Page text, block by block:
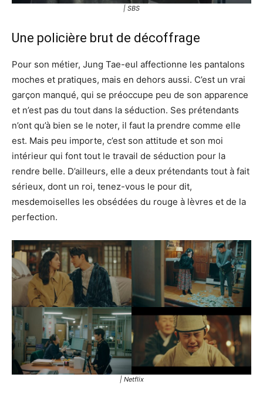
| SBS
Une policière brut de décoffrage
Pour son métier, Jung Tae-eul affectionne les pantalons
moches et pratiques, mais en dehors aussi. C’est un vrai
garçon manqué, qui se préoccupe peu de son apparence
et n’est pas du tout dans la séduction. Ses prétendants
n’ont qu’à bien se le noter, il faut la prendre comme elle
est. Mais peu importe, c’est son attitude et son moi
intérieur qui font tout le travail de séduction pour la
rendre belle. D’ailleurs, elle a deux prétendants tout à fait
sérieux, dont un roi, tenez-vous le pour dit,
mesdemoiselles les obsédées du rouge à lèvres et de la
perfection.
| Netflix